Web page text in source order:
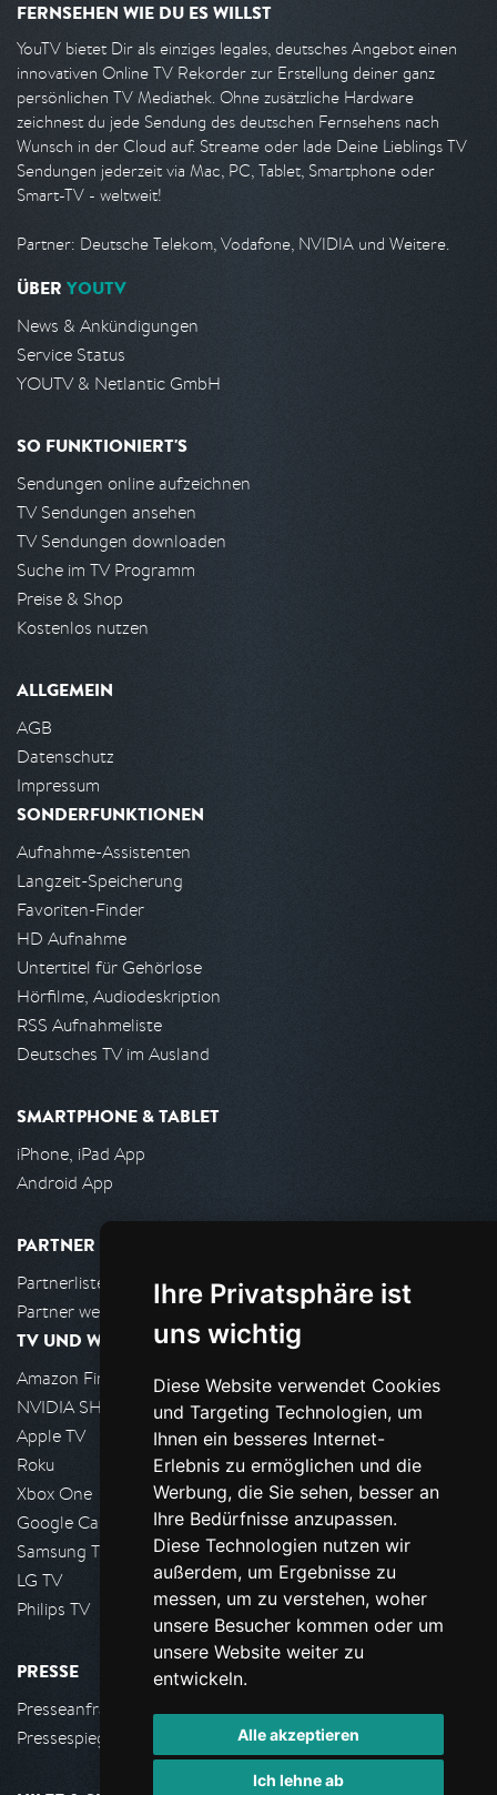
Ihre Privatsphäre ist
uns wichtig
Diese Website verwendet Cookies
und Targeting Technologien, um
Ihnen ein besseres Internet-
Erlebnis zu ermöglichen und die
Werbung, die Sie sehen, besser an
Ihre Bedürfnisse anzupassen.
Diese Technologien nutzen wir
außerdem, um Ergebnisse zu
messen, um zu verstehen, woher
unsere Besucher kommen oder um
unsere Website weiter zu
entwickeln.
Alle akzeptieren
Ich lehne ab
FERNSEHEN WIE DU ES WILLST
YouTV bietet Dir als einziges legales, deutsches Angebot einen
innovativen Online TV Rekorder zur Erstellung deiner ganz
persönlichen TV Mediathek. Ohne zusätzliche Hardware
zeichnest du jede Sendung des deutschen Fernsehens nach
Wunsch in der Cloud auf. Streame oder lade Deine Lieblings TV
Sendungen jederzeit via Mac, PC, Tablet, Smartphone oder
Smart-TV - weltweit!
Partner: Deutsche Telekom, Vodafone, NVIDIA und Weitere.
ÜBER YOUTV
News & Ankündigungen
Service Status
YOUTV & Netlantic GmbH
SO FUNKTIONIERT'S
Sendungen online aufzeichnen
TV Sendungen ansehen
TV Sendungen downloaden
Suche im TV Programm
Preise & Shop
Kostenlos nutzen
ALLGEMEIN
AGB
Datenschutz
Impressum
SONDERFUNKTIONEN
Aufnahme-Assistenten
Langzeit-Speicherung
Favoriten-Finder
HD Aufnahme
Untertitel für Gehörlose
Hörfilme, Audiodeskription
RSS Aufnahmeliste
Deutsches TV im Ausland
SMARTPHONE & TABLET
iPhone, iPad App
Android App
PARTNER
Partnerliste
Partner werden
TV UND WOHNZIMMER
Amazon FireTV
NVIDIA SHIELD, Google TV
Apple TV
Roku
Xbox One
Google Cast
Samsung TV
LG TV
Philips TV
PRESSE
Presseanfrage stellen
Pressespiegel